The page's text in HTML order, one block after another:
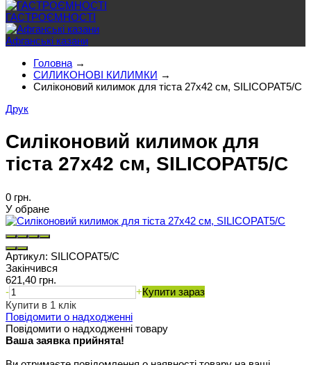
ГАСТРОЄМНОСТІ
Афганські казани
Головна →
СИЛИКОНОВІ КИЛИМКИ →
Силіконовий килимок для тіста 27х42 см, SILICOPAT5/C
Друк
Силіконовий килимок для
тіста 27х42 см, SILICOPAT5/C
0 грн.
У обране
Артикул: SILICOPAT5/C
Закінчився
621,40 грн.
-
+Купити зараз
Купити в 1 клік
Повідомити о надходженні
Повідомити о надходженні товару
Ваша заявка прийнята!